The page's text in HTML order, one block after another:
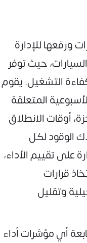
ورفعها للإدارة
حيث توفر
التشغيل. يقوم
المتعلقة
أوقات الانطلاق
الوقود لكل
على تقييم الأداء،
قرارات
وتقليل
أي مؤشرات أداء